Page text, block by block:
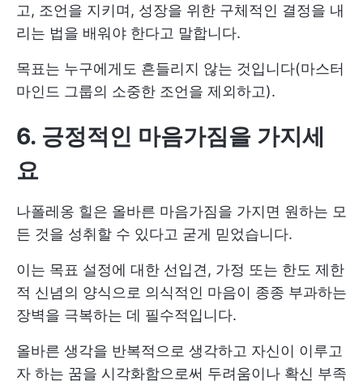
고, 조언을 지키며, 성장을 위한 구체적인 결정을 내
리는 법을 배워야 한다고 말합니다.
목표는 누구에게도 흔들리지 않는 것입니다(마스터
마인드 그룹의 소중한 조언을 제외하고).
6. 긍정적인 마음가짐을 가지세
요
나폴레옹 힐은 올바른 마음가짐을 가지면 원하는 모
든 것을 성취할 수 있다고 굳게 믿었습니다.
이는 목표 설정에 대한 선입견, 가정 또는 한도 제한
적 신념의 양식으로 의식적인 마음이 종종 부과하는
장벽을 극복하는 데 필수적입니다.
올바른 생각을 반복적으로 생각하고 자신이 이루고
자 하는 꿈을 시각화함으로써 두려움이나 확신 부족